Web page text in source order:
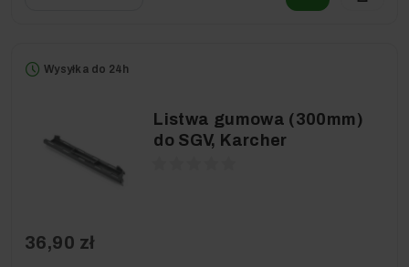
Wysyłka do 24h
Listwa gumowa (300mm)
do SGV, Karcher
36,90 zł